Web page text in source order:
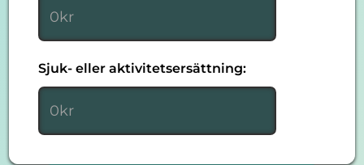
Sjuk- eller aktivitetsersättning: